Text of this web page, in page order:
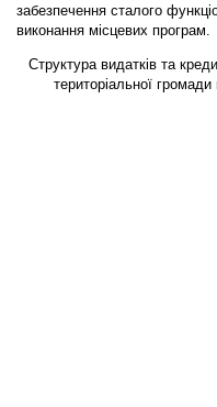
забезпечення сталого
виконання місцевих програм.
Структура видатків та
територіальної